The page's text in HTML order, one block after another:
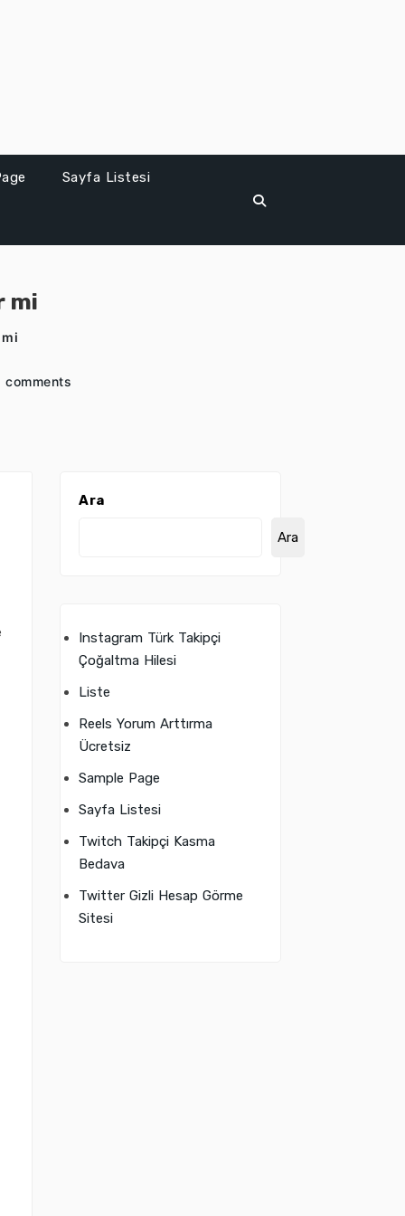
Sayfa Listesi
mi
comments
Ara
Ara
Instagram Türk Takipçi
Çoğaltma Hilesi
Liste
Reels Yorum Arttırma
Ücretsiz
Sample Page
Sayfa Listesi
Twitch Takipçi Kasma
Bedava
Twitter Gizli Hesap Görme
Sitesi